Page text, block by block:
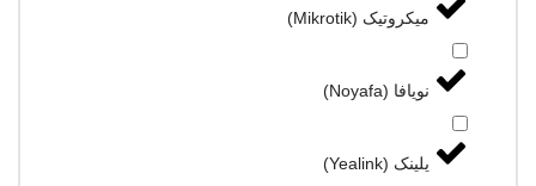
میکروتیک (Mikrotik)
نویافا (Noyafa)
یلینک (Yealink)